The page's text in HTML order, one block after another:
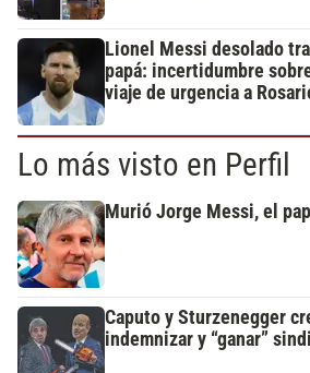
Lionel Messi desolado
papá: incertidumbre
viaje de urgencia a
Lo más visto en Perfil
Murió Jorge Messi, el
Caputo y Sturzenegger
indemnizar y “ganar”